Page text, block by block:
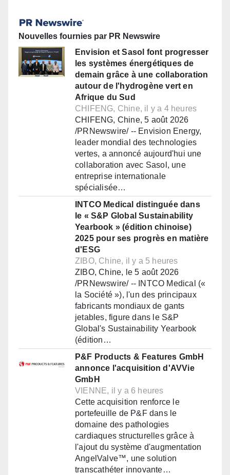
Nouvelles fournies par PR Newswire
Envision et Sasol font progresser
les systèmes énergétiques de
demain grâce à une collaboration
autour de l'hydrogène vert en
Afrique du Sud
CHIFENG, Chine, il y a 4 heures
CHIFENG, Chine, 5 août 2026
/PRNewswire/ -- Envision Energy,
leader mondial des technologies
vertes, a annoncé aujourd'hui une
collaboration avec Sasol, une
entreprise internationale
spécialisée…
INTCO Medical distinguée dans
le « S&P Global Sustainability
Yearbook » (édition chinoise)
2025 pour ses progrès en matière
d'ESG
ZIBO, Chine, il y a 5 heures
ZIBO, Chine, le 5 août 2026
/PRNewswire/ -- INTCO Medical («
la Société »), l'un des principaux
fabricants mondiaux de gants
jetables, figure dans le S&P
Global's Sustainability Yearbook
(édition…
P&F Products & Features GmbH
annonce l'acquisition d'AVVie
GmbH
VIENNE, il y a 6 heures
Cette acquisition renforce le
portefeuille de P&F dans le
domaine des pathologies
cardiaques structurelles grâce à
l'ajout du système d'augmentation
AngelValve™, une solution
transcathéter innovante…